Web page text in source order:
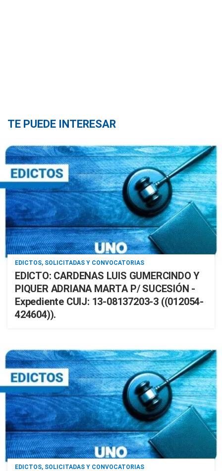
TE PUEDE INTERESAR
EDICTOS, SOLICITADAS Y CONVOCATORIAS
EDICTO: CARDENAS LUIS GUMERCINDO Y
PIQUER ADRIANA MARTA P/ SUCESIÓN -
Expediente CUIJ: 13-08137203-3 ((012054-
424604)).
EDICTOS, SOLICITADAS Y CONVOCATORIAS